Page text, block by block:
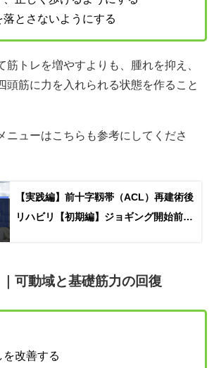
落とさないようにする
筋トレを増やすよりも、腫れを抑え、
頭筋に力を入れられる状態を作ること
ニューはこちらも参考にしてくださ
【実践編】前十字靱帯（ACL）再建術後
リハビリ【初期編】ジョギング開始前ま
可動域と基礎筋力の回復
を改善する